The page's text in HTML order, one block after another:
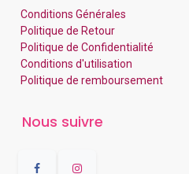
Conditions Générales
Politique de Retour
Politique de Confidentialité
Conditions d'utilisation
Politique de remboursement
Nous suivre